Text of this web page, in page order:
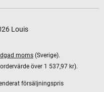
Louis
moms (Sverige).
över 1 537,97 kr).
försäljningspris